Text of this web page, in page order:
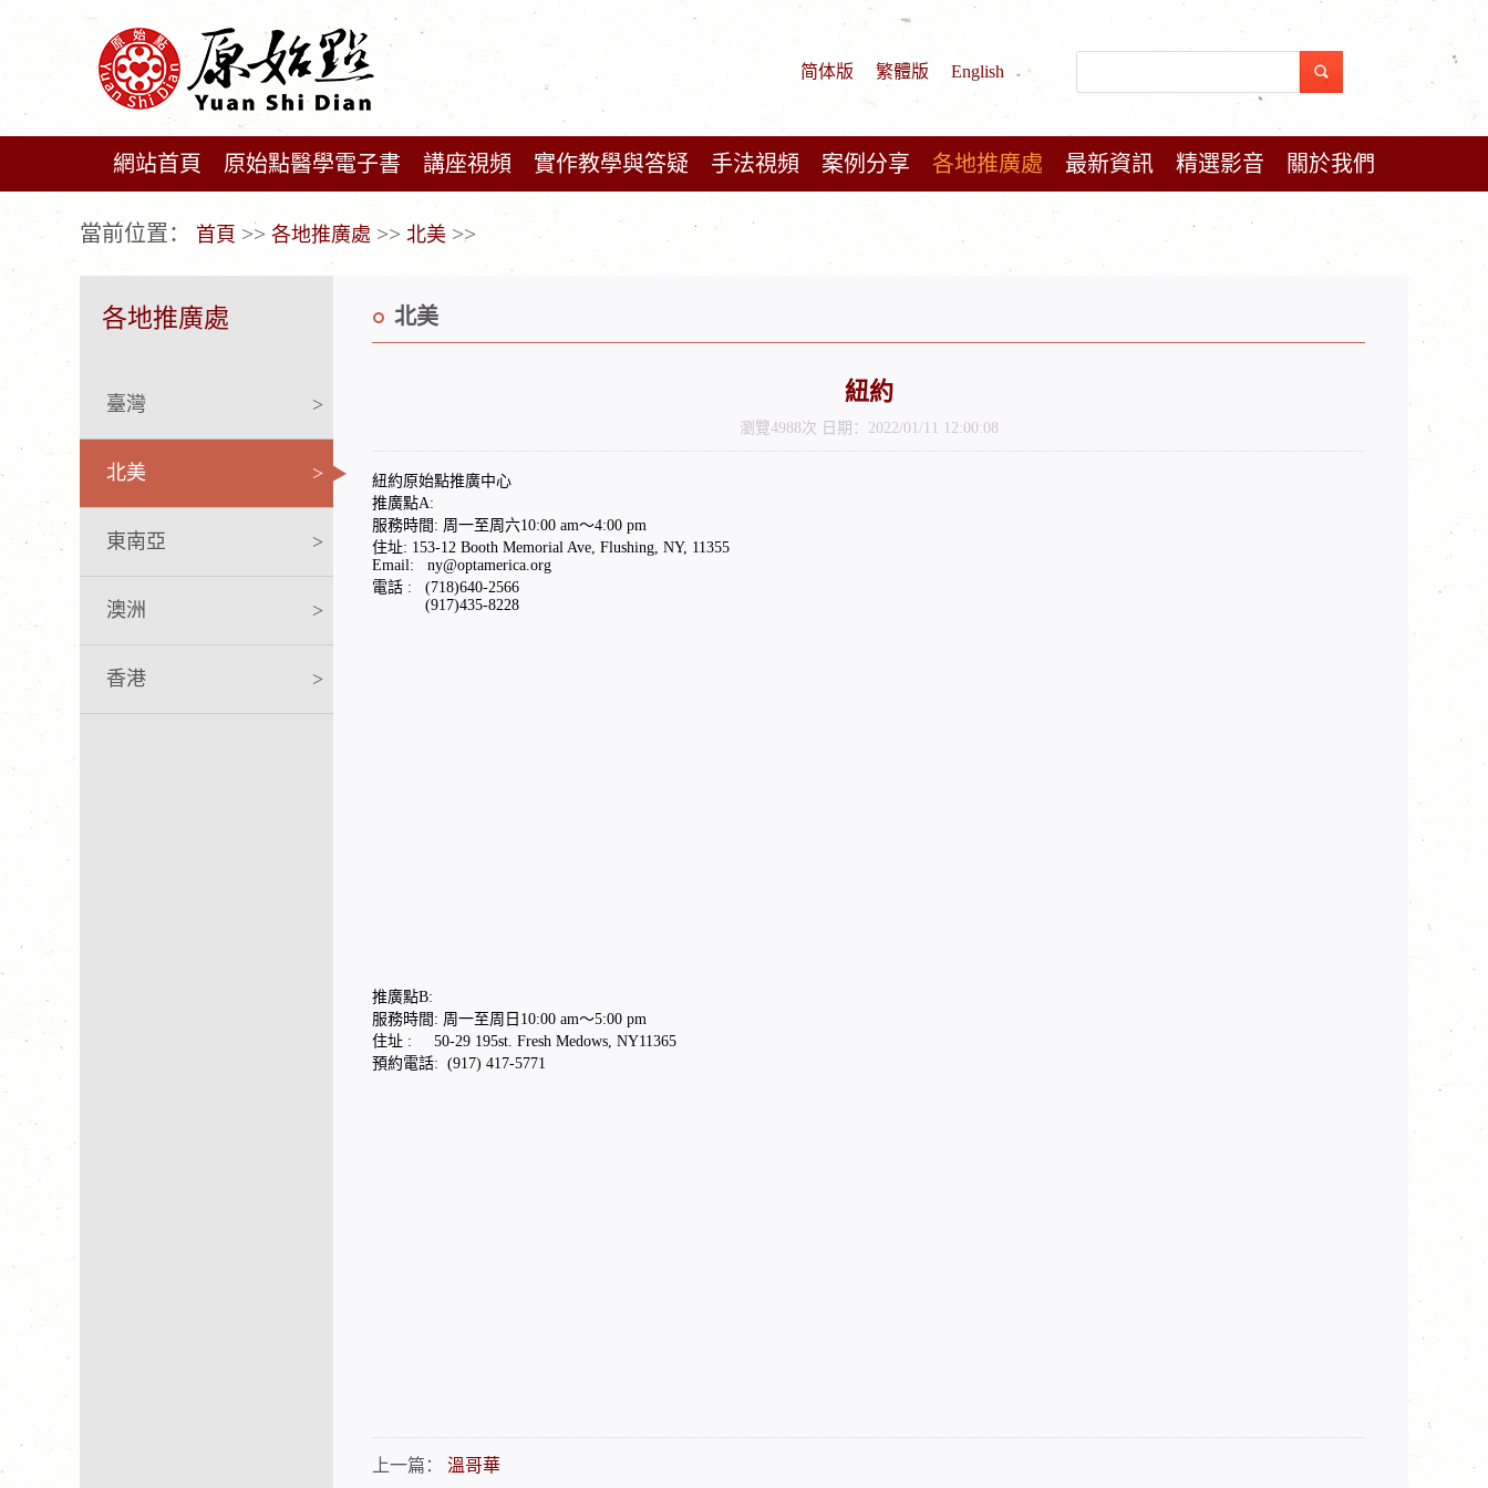
简体版 繁體版 English
網站首頁 原始點醫學電子書 講座視頻 實作教學與答疑 手法視頻 案例分享 各地推廣處 最新資訊 精選影音 關於我們
當前位置： 首頁 >> 各地推廣處 >> 北美 >>
各地推廣處
臺灣 >
北美 >
東南亞 >
澳洲 >
香港 >
北美
紐約
瀏覽4988次 日期：2022/01/11 12:00:08
紐約原始點推廣中心
推廣點A:
服務時間: 周一至周六10:00 am～4:00 pm
住址: 153-12 Booth Memorial Ave, Flushing, NY, 11355
Email: ny@optamerica.org
電話 : (718)640-2566
(917)435-8228
推廣點B:
服務時間: 周一至周日10:00 am～5:00 pm
住址 : 50-29 195st. Fresh Medows, NY11365
預約電話: (917) 417-5771
上一篇： 溫哥華